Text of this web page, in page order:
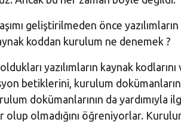
geliştirilmeden önce
koddan kurulum ne denemek ?
yazılımların kaynak
betiklerini, kurulum
dokümanlarının da yardımıyla
olup olmadığını öğreniyorlar.